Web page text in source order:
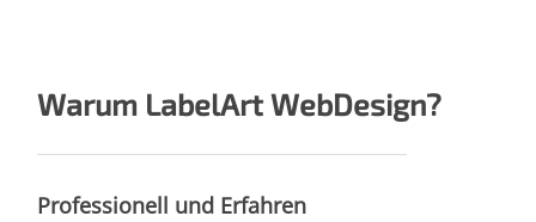
Warum LabelArt WebDesign?
Professionell und Erfahren